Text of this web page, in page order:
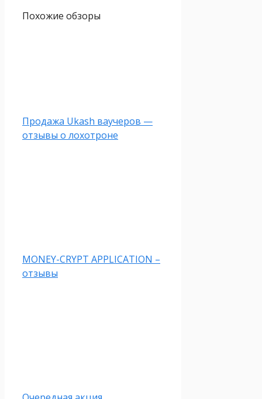
Похожие обзоры
Продажа Ukash ваучеров —
отзывы о лохотроне
MONEY-CRYPT APPLICATION –
отзывы